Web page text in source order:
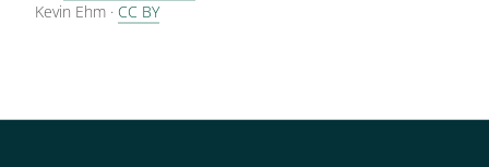
Kevin Ehm · CC BY